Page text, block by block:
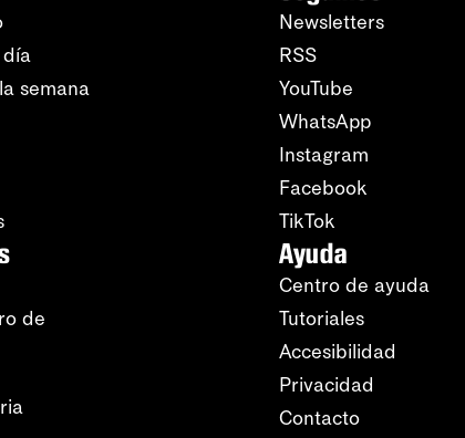
semana
de
Newsletters
RSS
YouTube
WhatsApp
Instagram
Facebook
TikTok
Ayuda
Centro de ayuda
Tutoriales
Accesibilidad
Privacidad
Contacto